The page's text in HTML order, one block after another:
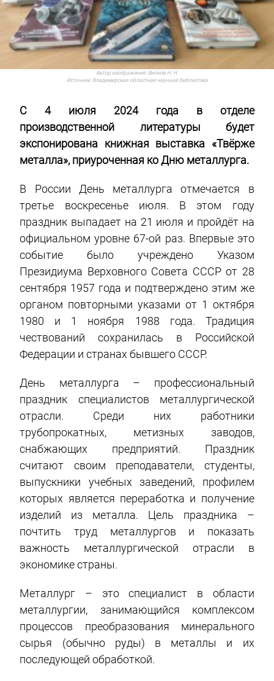
Автор изображения: Вилков Н. Н.
Источник: Владимирская областная научная библиотека
С 4 июля 2024 года в отделе
производственной литературы будет
экспонирована книжная выставка «Твёрже
металла», приуроченная ко Дню металлурга.
В России День металлурга отмечается в
третье воскресенье июля. В этом году
праздник выпадает на 21 июля и пройдёт на
официальном уровне 67-ой раз. Впервые это
событие было учреждено Указом
Президиума Верховного Совета СССР от 28
сентября 1957 года и подтверждено этим же
органом повторными указами от 1 октября
1980 и 1 ноября 1988 года. Традиция
чествований сохранилась в Российской
Федерации и странах бывшего СССР.
День металлурга – профессиональный
праздник специалистов металлургической
отрасли. Среди них работники
трубопрокатных, метизных заводов,
снабжающих предприятий. Праздник
считают своим преподаватели, студенты,
выпускники учебных заведений, профилем
которых является переработка и получение
изделий из металла. Цель праздника –
почтить труд металлургов и показать
важность металлургической отрасли в
экономике страны.
Металлург – это специалист в области
металлургии, занимающийся комплексом
процессов преобразования минерального
сырья (обычно руды) в металлы и их
последующей обработкой.